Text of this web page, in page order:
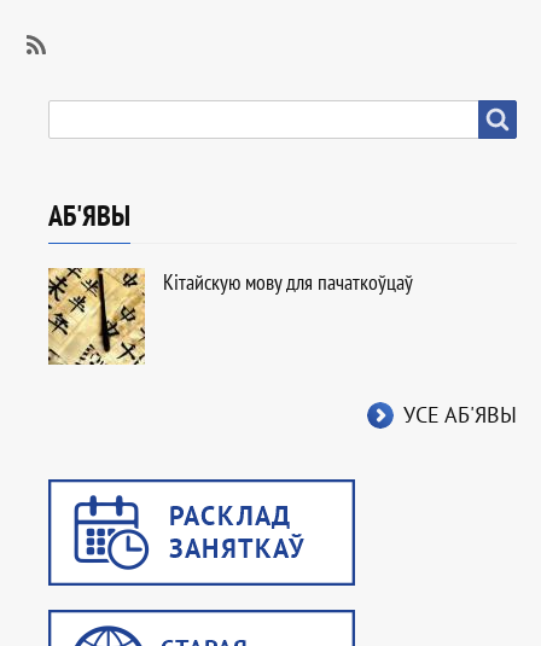
IВР
АБ'ЯВЫ
Кітайскую мову для пачаткоўцаў
УСЕ АБ'ЯВЫ